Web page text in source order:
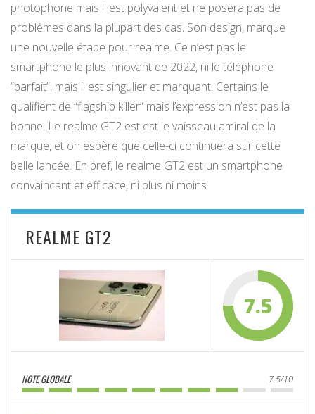
photophone mais il est polyvalent et ne posera pas de
problèmes dans la plupart des cas. Son design, marque
une nouvelle étape pour realme. Ce n’est pas le
smartphone le plus innovant de 2022, ni le téléphone
“parfait”, mais il est singulier et marquant. Certains le
qualifient de “flagship killer” mais l’expression n’est pas la
bonne. Le realme GT2 est est le vaisseau amiral de la
marque, et on espère que celle-ci continuera sur cette
belle lancée. En bref, le realme GT2 est un smartphone
convaincant et efficace, ni plus ni moins.
REALME GT2
7.5
NOTE GLOBALE 7.5/10